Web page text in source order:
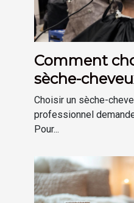
Comment
sèche-
salon ?
Choisir un sèche-
professionnel
Pour...